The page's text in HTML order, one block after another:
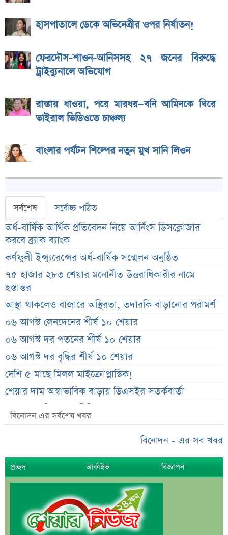
হাসপাতালে ডেকে অভিনেত্রীর ওপর নির্যাতন!
ফেরদৌস-শাওন-আনিসসহ ২৭ জনের বিরুদ্ধে
ট্রাইব্যুনালে অভিযোগ
রাস্তায় ধাওয়া, পরে মারধর—বনি আমিনকে ঘিরে
ভাইরাল ভিডিওতে চাঞ্চল্য
বাংলার পর্যটন শিল্পের নতুন মুখ সানি লিওন
সর্বশেষ সর্বোচ্চ পঠিত
অর্ধ-বার্ষিক আর্থিক প্রতিবেদন নিয়ে আর্নিংস ডিসক্লোজার
করবে ব্র্যাক ব্যাংক
কর্ণফুলী ইন্স্যুরেন্সের অর্ধ-বার্ষিক সম্মেলন অনুষ্ঠিত
৭৫ হাজার ২৮৩ শেয়ার মনোনীত উত্তরাধিকারীর নামে
হস্তান্তর
আস্থা থাকলেও বাজারে অস্থিরতা, তদারকি বাড়ানোর পরামর্শ
০৬ আগস্ট লেনদেনের শীর্ষ ১০ শেয়ার
০৬ আগস্ট দর পতনের শীর্ষ ১০ শেয়ার
০৬ আগস্ট দর বৃদ্ধির শীর্ষ ১০ শেয়ার
দেশি ৫ মাছে মিলল মাইক্রোপ্লাস্টিক!
শেয়ার দাম অস্বাভাবিক বাড়ায় ডিএসইর সতর্কবার্তা
প্রায় ২ কোটি শেয়ার বিক্রির ঘোষণা
উৎপাদন বন্ধের কারণ জানালো এস আলম কোল্ড রোল্ড স্টিল
ইউরোপে কার্যক্রম সম্প্রসারণে পর্তুগালে প্রথম চালান রপ্তানি
রেনাটার
শেখ হাসিনাকে নিয়ে বিস্ফোরক মন্তব্য সোহেল তাজের
ন্যাশনাল ফিড মিলের দ্বিতীয় প্রান্তিক প্রকাশ
বাজুসের নতুন ঘোষণা, স্বর্ণের দামে ইতিহাসের বড় উল্লম্ফন
হাসিনার প্রোগ্রাম থেকে যে কারণে বের হয়ে গেলেন ৪৪০০০
বিনোদন এর সর্বশেষ খবর
বিনোদন - এর সব খবর
প্রচ্ছদ আর্কাইভ বিজ্ঞাপন